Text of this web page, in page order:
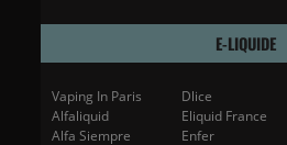
E-LIQUIDE
Vaping In Paris
Alfaliquid
Alfa Siempre
Dlice
Eliquid France
Enfer